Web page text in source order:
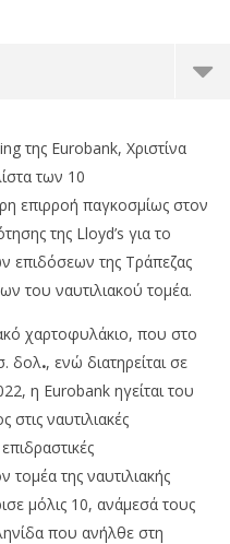
ναυτιλιακές
της Eurobank, Χριστίνα
των 10
επιρροή παγκοσμίως στον
της Lloyd’s για το
επιδόσεων της Τράπεζας
του ναυτιλιακού τομέα.
χαρτοφυλάκιο, που στο
δολ., ενώ διατηρείται σε
η Eurobank ηγείται του
ναυτιλιακές
της ναυτιλιακής
μόλις 10, ανάμεσά τους
που ανήλθε στη